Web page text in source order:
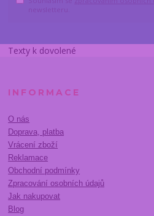
Texty k dovolené
INFORMACE
O nás
Doprava, platba
Vrácení zboží
Reklamace
Obchodní podmínky
Zpracování osobních údajů
Jak nakupovat
Blog